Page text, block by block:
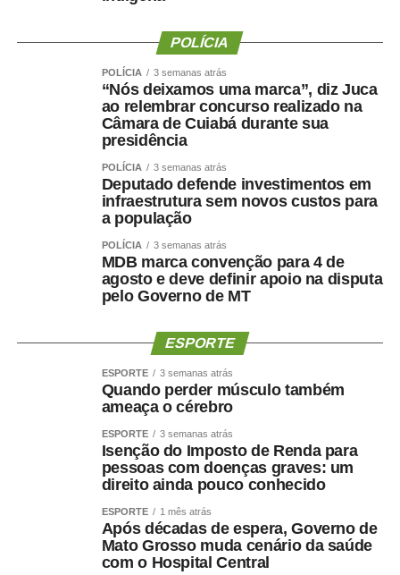
“Martelo batido, prego batido e ponta virada”, disse na
Na mesma oportunidade, Maluf confirmou a aliança entre
Novo, PL e MDB e afirmou que as siglas haviam chegado
a um consenso para caminhar juntas nas eleições.
A escolha de Farina representa uma mudança de última
hora na chapa de Wellington, depois de semanas de
negociações envolvendo a vaga de vice. Antes de ser
indicado, Maluf havia desistido de uma pré-candidatura
própria ao Governo pelo Novo para contribuir com a
composição liderada pelo senador.
Na nota desta sexta-feira, Maluf ampliou as críticas e
demonstrar capacidade de cumprir compromissos
“Quem pretende governar um Estado precisa, antes de
respeitar compromissos, aliados e pessoas que
aceitaram caminhar ao seu lado.”
O empresário também afirmou que não pretende
naturalizar o episódio como parte da disputa eleitoral.
“Não faço política dessa maneira e não aceitarei
POLÍCIA
POLÍCIA 3 semanas atrás
“Nós deixamos uma marca”, diz Juca
ao relembrar concurso realizado na
Câmara de Cuiabá durante sua
presidência
POLÍCIA 3 semanas atrás
Deputado defende investimentos em
infraestrutura sem novos custos para
a população
POLÍCIA 3 semanas atrás
MDB marca convenção para 4 de
agosto e deve definir apoio na disputa
pelo Governo de MT
ESPORTE
ESPORTE 3 semanas atrás
Quando perder músculo também
ameaça o cérebro
ESPORTE 3 semanas atrás
Isenção do Imposto de Renda para
pessoas com doenças graves: um
direito ainda pouco conhecido
ESPORTE 1 mês atrás
Após décadas de espera, Governo de
Mato Grosso muda cenário da saúde
com o Hospital Central